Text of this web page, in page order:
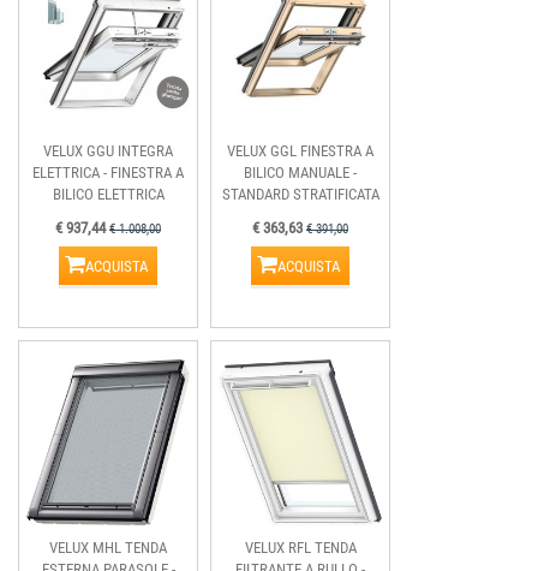
VELUX GGU INTEGRA
ELETTRICA - FINESTRA A
BILICO ELETTRICA
€ 937,44€ 1.008,00
ACQUISTA
VELUX GGL FINESTRA A
BILICO MANUALE -
STANDARD STRATIFICATA
€ 363,63 € 391,00
ACQUISTA
VELUX MHL TENDA
VELUX RFL TENDA